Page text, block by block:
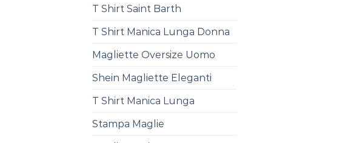
T Shirt Saint Barth
T Shirt Manica Lunga Donna
Magliette Oversize Uomo
Shein Magliette Eleganti
T Shirt Manica Lunga
Stampa Maglie